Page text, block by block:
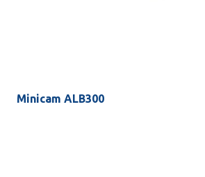
Minicam ALB300